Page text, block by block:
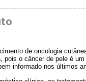
de oncologia
pois o câncer de pele é
informado nos últimos